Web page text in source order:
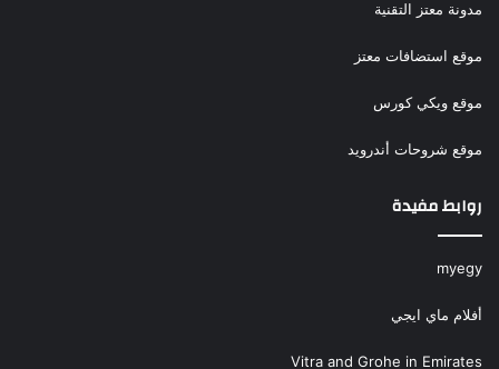
مدونة معتز التقنية
موقع استضافات معتز
موقع ويكي كورس
موقع شروحات أندرويد
روابط مفيدة
myegy
أفلام ماي ايجي
Vitra and Grohe in Emirates